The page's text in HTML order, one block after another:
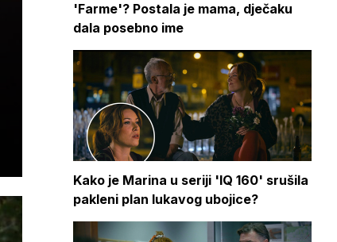
'Farme'? Postala je mama, dječaku
dala posebno ime
Kako je Marina u seriji 'IQ 160' srušila
pakleni plan lukavog ubojice?